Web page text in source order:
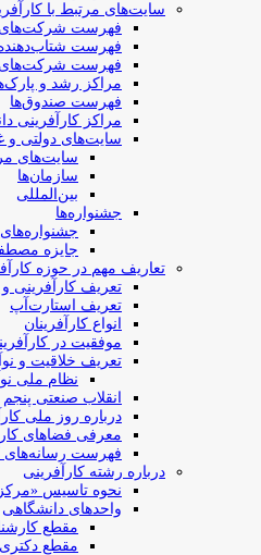
سایت‌های مرتبط با
فهرست شرکت‌های‌‌
فهرست
فهرست شرکت‌های
مراکز رشد و
فهرست صندوق‌ها
مراکز کارآفرینی
سایت‌های دولتی و
سایت‌های
سازمان‌ها
بین‌المللی
جشنواره‌ها
جایزه
تعاریف مهم در حوزه
تعریف کارآفرینی و
تعریف استارت‌آپ
انواع کارآفرینان
موفقیت در
تعریف خلاقیت و
نظام ملی
انقلاب صنعتی پنجم
درباره روز ملی
معرفی فضاهای
فهرست رسانه‌های
درباره رشته کارآفرینی
نحوه تاسیس
واحدهای دانشگاهی
مقطع
مقطع دکتری